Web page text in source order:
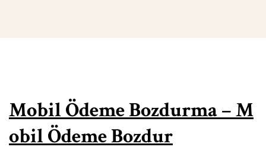
Mobil Ödeme Bozdurma – M
obil Ödeme Bozdur